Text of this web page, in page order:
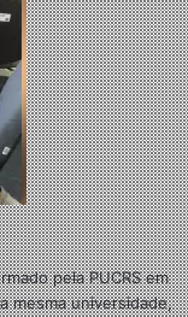
pela PUCRS em
mesma universidade,